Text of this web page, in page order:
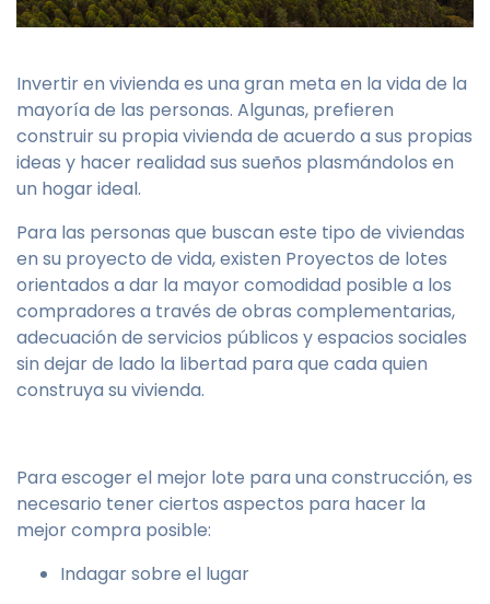
Invertir en vivienda es una gran meta en la vida de la
mayoría de las personas. Algunas, prefieren
construir su propia vivienda de acuerdo a sus propias
ideas y hacer realidad sus sueños plasmándolos en
un hogar ideal.
Para las personas que buscan este tipo de viviendas
en su proyecto de vida, existen Proyectos de lotes
orientados a dar la mayor comodidad posible a los
compradores a través de obras complementarias,
adecuación de servicios públicos y espacios sociales
sin dejar de lado la libertad para que cada quien
construya su vivienda.
Para escoger el mejor lote para una construcción, es
necesario tener ciertos aspectos para hacer la
mejor compra posible:
Indagar sobre el lugar